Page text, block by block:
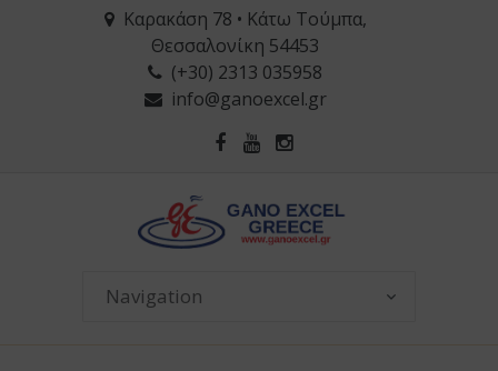
Καρακάση 78 • Κάτω Τούμπα,
Θεσσαλονίκη 54453
(+30) 2313 035958
info@ganoexcel.gr